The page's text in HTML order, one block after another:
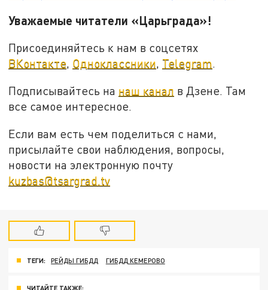
Уважаемые читатели «Царьграда»!
Присоединяйтесь к нам в соцсетях
ВКонтакте, Одноклассники, Telegram.
Подписывайтесь на наш канал в Дзене. Там
все самое интересное.
Если вам есть чем поделиться с нами,
присылайте свои наблюдения, вопросы,
новости на электронную почту
kuzbas@tsargrad.tv
ТЕГИ: РЕЙДЫ ГИБДД ГИБДД КЕМЕРОВО
ЧИТАЙТЕ ТАКЖЕ: